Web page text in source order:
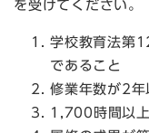
を受けてください。
学校教育法第
であること
修業年数が2年
1,700時間以